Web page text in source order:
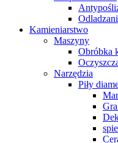
Kamieniarstwo
Maszyny
Obróbka
Narzędzia
Piły